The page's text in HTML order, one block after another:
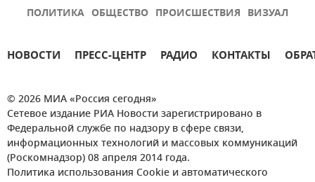
ПОЛИТИКА ОБЩЕСТВО ПРОИСШЕСТВИЯ ВИЗУАЛ
НОВОСТИ ПРЕСС-ЦЕНТР РАДИО КОНТАКТЫ
© 2026 МИА «Россия сегодня»
Сетевое издание РИА Новости зарегистрировано в
Федеральной службе по надзору в сфере связи,
информационных технологий и массовых коммуникаций
(Роскомнадзор) 08 апреля 2014 года.
Политика использования Cookie и автоматического